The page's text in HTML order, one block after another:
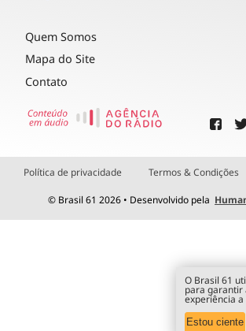
Quem Somos
Mapa do Site
Contato
Política de privacidade Termos & Condições
© Brasil 61 2026 • Desenvolvido pela
O Brasil 61
para garantir
experiência
Estou ciente